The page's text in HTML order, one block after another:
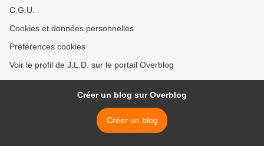
C.G.U.
Cookies et données personnelles
Préférences cookies
Voir le profil de J.L.D. sur le portail Overblog
Créer un blog sur Overblog
Créer un blog